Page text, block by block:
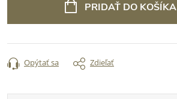
PRIDAŤ DO KOŠÍKA
Opýtať sa Zdieľať